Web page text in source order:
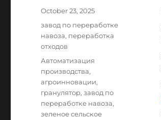
Posted
October 23, 2025
Categories
завод по переработке
навоза, переработка
отходов
Tags
Автоматизация
производства,
агроинновации,
гранулятор,завод по
переработке навоза,
зеленое сельское